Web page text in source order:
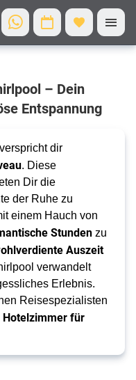
– Dein
Entspannung
dir
. Diese
Dir die
der Ruhe zu
einem Hauch von
Stunden zu
Auszeit
verwandelt
Erlebnis.
Reisespezialisten
für